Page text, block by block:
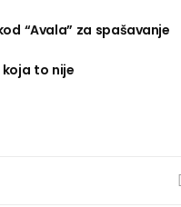
“Avala” za spašavanje
koja to nije